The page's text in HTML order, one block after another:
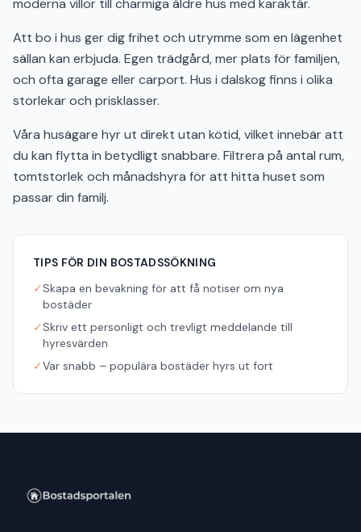
moderna villor till charmiga äldre hus med karaktär.
Att bo i hus ger dig frihet och utrymme som en lägenhet
sällan kan erbjuda. Egen trädgård, mer plats för familjen,
och ofta garage eller carport. Hus i dalskog finns i olika
storlekar och prisklasser.
Våra husägare hyr ut direkt utan kötid, vilket innebär att
du kan flytta in betydligt snabbare. Filtrera på antal rum,
tomtstorlek och månadshyra för att hitta huset som
passar din familj.
TIPS FÖR DIN BOSTADSSÖKNING
✓Skapa en bevakning för att få notiser om nya
bostäder
✓Skriv ett personligt och trevligt meddelande till
hyresvärden
✓Var snabb – populära bostäder hyrs ut fort